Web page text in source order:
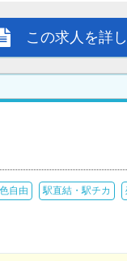
この求人を詳
自由 駅直結・駅チカ